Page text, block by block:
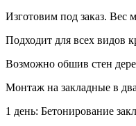
Изготовим под заказ. Вес
Подходит для всех видов
Возможно обшив стен
Монтаж на закладные в
1 день: Бетонирование